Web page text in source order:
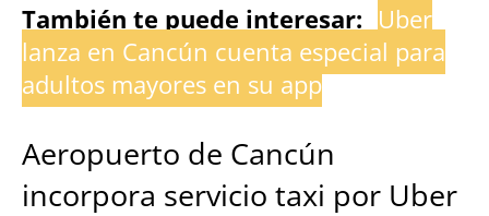
También te puede interesar: Uber
lanza en Cancún cuenta especial para
adultos mayores en su app
Aeropuerto de Cancún
incorpora servicio taxi por Uber